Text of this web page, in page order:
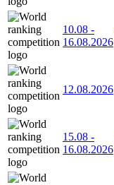
10.08 -
16.08.2026
12.08.2026
15.08 -
16.08.2026